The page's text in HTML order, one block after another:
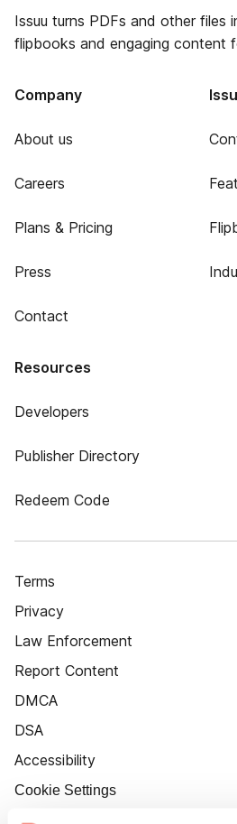
Issuu turns PDFs and other files
flipbooks and engaging content
Company
About us
Careers
Plans & Pricing
Press
Contact
Resources
Developers
Publisher Directory
Redeem Code
Terms
Privacy
Law Enforcement
Report Content
DMCA
DSA
Accessibility
Cookie Settings